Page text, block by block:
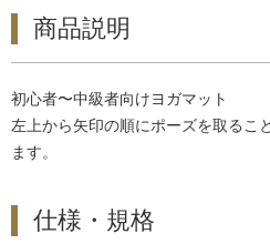
商品説明
初心者〜中級者向けヨガマット
左上から矢印の順にポーズを取るこ
ます。
仕様・規格